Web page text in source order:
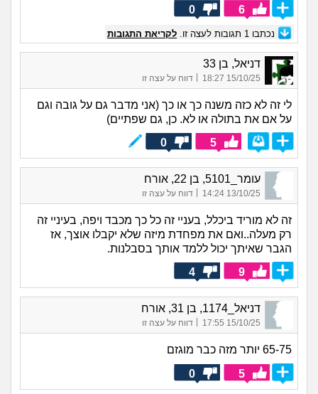
6
0
נכתבו 1 תגובות לעצה זו. לקריאת התגובות
דניאל, בן 33
15/10/25 18:27
| דווח על עצה זו
לי זה לא כזה משנה כך או כך (אני מדבר גם על גובה וגם
על אם את בתולה או לא. כן, גם שפתיים)
5
0
עומר_5101, בן 22, אורח
13/10/25 14:24 דווח על עצה זו
זה לא מוריד ביכלל, בעניי זה כל כך מכבד ויפה, בעיניי זה
רק מעלה..ואם את מפחדת מיזה שלא יקבלו אוצך, אז
הגבר שאיתך יכול ללמד אותך בסבלנות.
9
4
דניאל_1174, בן 31, אורח
15/10/25 17:55 דווח על עצה זו
65-75 יותר מזה כבר מוגזם
5
0